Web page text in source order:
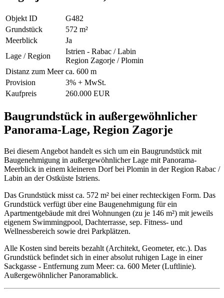
Objekt ID
G482
Grundstück
572 m²
Meerblick
Ja
Lage / Region
Istrien - Rabac / Labin
Region Zagorje / Plomin
Distanz zum Meer ca. 600 m
Provision
3% + MwSt.
Kaufpreis
260.000 EUR
Baugrundstück in außergewöhnlicher
Panorama-Lage, Region Zagorje
Bei diesem Angebot handelt es sich um ein Baugrundstück mit
Baugenehmigung in außergewöhnlicher Lage mit Panorama-
Meerblick in einem kleineren Dorf bei Plomin in der Region Rabac /
Labin an der Ostküste Istriens.
Das Grundstück misst ca. 572 m² bei einer rechteckigen Form. Das
Grundstück verfügt über eine Baugenehmigung für ein
Apartmentgebäude mit drei Wohnungen (zu je 146 m²) mit jeweils
eigenem Swimmingpool, Dachterrasse, sep. Fitness- und
Wellnessbereich sowie drei Parkplätzen.
Alle Kosten sind bereits bezahlt (Architekt, Geometer, etc.). Das
Grundstück befindet sich in einer absolut ruhigen Lage in einer
Sackgasse - Entfernung zum Meer: ca. 600 Meter (Luftlinie).
Außergewöhnlicher Panoramablick.